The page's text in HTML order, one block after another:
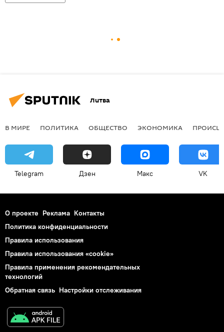
Литва
В МИРЕ ПОЛИТИКА ОБЩЕСТВО ЭКОНОМИКА
Telegram Дзен Макс VK
О проекте Реклама Контакты
Политика конфиденциальности
Правила использования
Правила использования «cookie»
Правила применения рекомендательных
технологий
Обратная связь Настройки отслеживания